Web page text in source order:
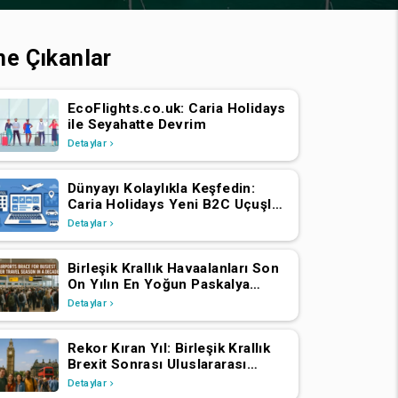
Çıkanlar
EcoFlights.co.uk: Caria Holidays
ile Seyahatte Devrim
Detaylar
Dünyayı Kolaylıkla Keşfedin:
Caria Holidays Yeni B2C Uçuşlar,
Oteller ve Tatil Paketleri
Detaylar
Birleşik Krallık Havaalanları Son
On Yılın En Yoğun Paskalya
Seyahat Sezonuna Hazırlanıyor
Detaylar
Rekor Kıran Yıl: Birleşik Krallık
Brexit Sonrası Uluslararası
Ziyaretçi Sayısında Artış Yaşadı
Detaylar